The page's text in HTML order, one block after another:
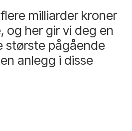
milliarder kroner
og her gir vi deg en
største pågående
anlegg i disse